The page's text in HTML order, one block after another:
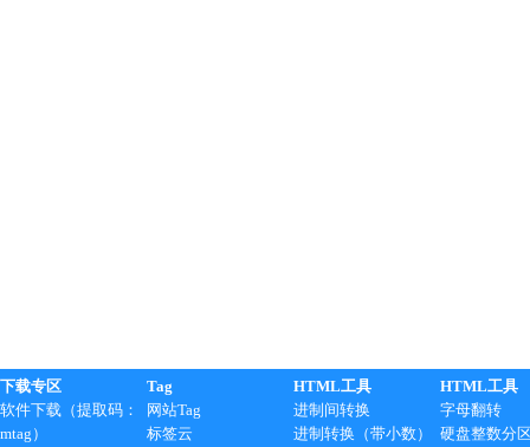
下载专区
软件下载（提取码：
mtag）
Tag
网站Tag
标签云
HTML工具
进制间转换
进制转换（带小数）
HTML工具
字母翻转
硬盘整数分